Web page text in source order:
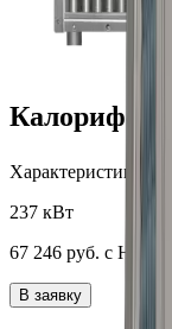
Калорифер
Характеристики:
237 кВт
67 246 руб. с НДС
В заявку